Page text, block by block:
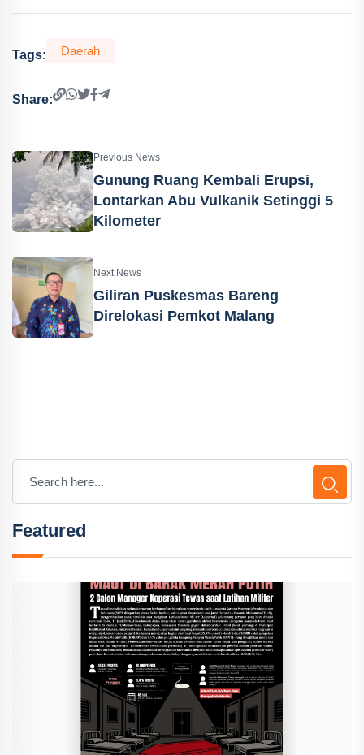
Tags: Daerah
Share:
Previous News
Gunung Ruang Kembali Erupsi,
Lontarkan Abu Vulkanik Setinggi 5
Kilometer
Next News
Giliran Puskesmas Bareng
Direlokasi Pemkot Malang
Featured